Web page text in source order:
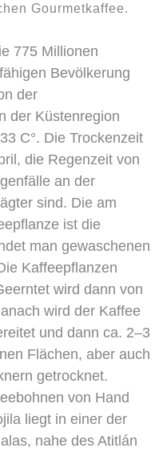
Gourmetkaffee.
775 Millionen
Bevölkerung
der
der Küstenregion
C°. Die Trockenzeit
die Regenzeit von
an der
sind. Die am
ist die
man gewaschenen
Kaffeepflanzen
wird dann von
wird der Kaffee
und dann ca. 2–3
Flächen, aber auch
getrocknet.
von Hand
liegt in einer der
nahe des Atitlán